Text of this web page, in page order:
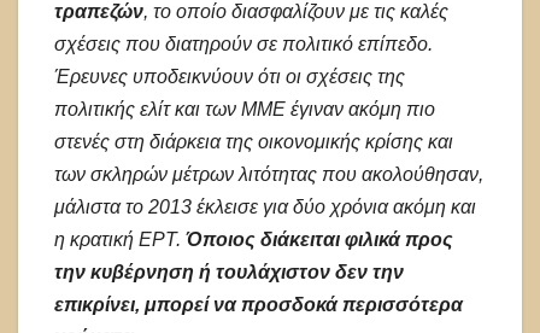
τραπεζών, το οποίο διασφαλίζουν με τις καλές
σχέσεις που διατηρούν σε πολιτικό επίπεδο.
Έρευνες υποδεικνύουν ότι οι σχέσεις της
πολιτικής ελίτ και των ΜΜΕ έγιναν ακόμη πιο
στενές στη διάρκεια της οικονομικής κρίσης και
των σκληρών μέτρων λιτότητας που ακολούθησαν,
μάλιστα το 2013 έκλεισε για δύο χρόνια ακόμη και
η κρατική ΕΡΤ. Όποιος διάκειται φιλικά προς
την κυβέρνηση ή τουλάχιστον δεν την
επικρίνει, μπορεί να προσδοκά περισσότερα